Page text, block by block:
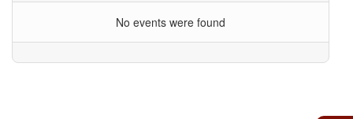
No events were found